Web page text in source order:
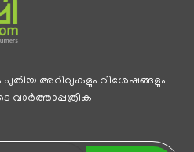
പുതിയ അറിവുകളും വിശേഷങ്ങളും
വാര്‍ത്താപ്പത്രിക